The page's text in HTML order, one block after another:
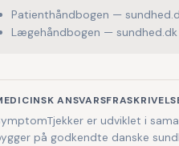
Patienthåndbogen —
Lægehåndbogen — sundhed.dk
er udviklet i
på godkendte danske